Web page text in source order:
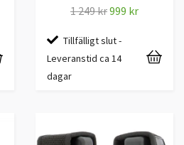
1 249 kr999 kr
Tillfälligt slut -
Leveranstid ca 14
dagar